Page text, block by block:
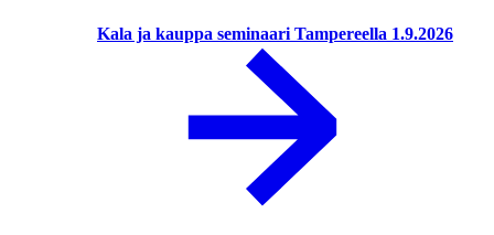
Kala ja kauppa seminaari Tampereella 1.9.2026